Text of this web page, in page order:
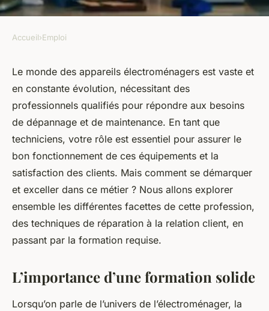
Comment exceller en tant que
réparateur d'appareils
électroménagers ?
Benjamin•19 janvier 2024•5 min de lecture
Accueil›Emploi
Le monde des appareils électroménagers est vaste et
en constante évolution, nécessitant des
professionnels qualifiés pour répondre aux besoins
de dépannage et de maintenance. En tant que
techniciens, votre rôle est essentiel pour assurer le
bon fonctionnement de ces équipements et la
satisfaction des clients. Mais comment se démarquer
et exceller dans ce métier ? Nous allons explorer
ensemble les différentes facettes de cette profession,
des techniques de réparation à la relation client, en
passant par la formation requise.
L’importance d’une formation solide
Lorsqu’on parle de l’univers de l’électroménager, la